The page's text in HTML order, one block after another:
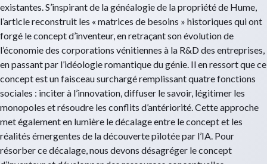
existantes. S’inspirant de la généalogie de la propriété de Hume,
l’article reconstruit les « matrices de besoins » historiques qui ont
forgé le concept d’inventeur, en retraçant son évolution de
l’économie des corporations vénitiennes à la R&D des entreprises,
en passant par l’idéologie romantique du génie. Il en ressort que ce
concept est un faisceau surchargé remplissant quatre fonctions
sociales : inciter à l’innovation, diffuser le savoir, légitimer les
monopoles et résoudre les conflits d’antériorité. Cette approche
met également en lumière le décalage entre le concept et les
réalités émergentes de la découverte pilotée par l’IA. Pour
résorber ce décalage, nous devons désagréger le concept